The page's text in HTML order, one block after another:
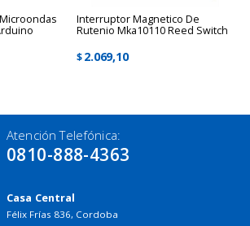
Interruptor Magnetico De
Rutenio Mka10110 Reed Switch
$2.069,10
Atención Telefónica:
0810-888-4363
Casa Central
Félix Frías 836, Cordoba